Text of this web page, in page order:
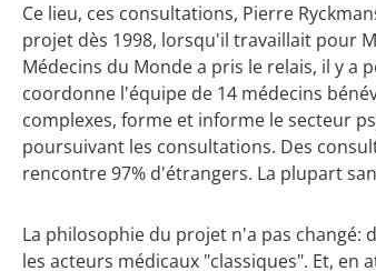
Ce lieu, ces consultations, Pierre
projet dès 1998, lorsqu'il travaillait pour
Médecins du Monde a pris le relais, il y
coordonne l'équipe de 14 médecins
complexes, forme et informe le secteur
poursuivant les consultations. Des
rencontre 97% d'étrangers. La plupart
La philosophie du projet n'a pas changé:
les acteurs médicaux "classiques". Et, en